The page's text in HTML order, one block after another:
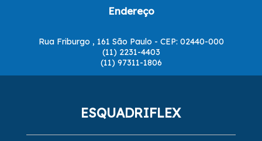
Endereço
Rua Friburgo , 161 São Paulo - CEP: 02440-000
(11) 2231-4403
(11) 97311-1806
ESQUADRIFLEX